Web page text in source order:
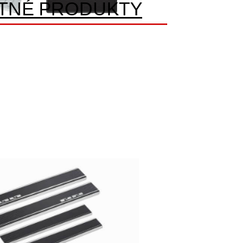
PRODUKTY